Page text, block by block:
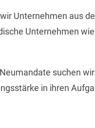
Unternehmen aus
Unternehmen
suchen
in ihren